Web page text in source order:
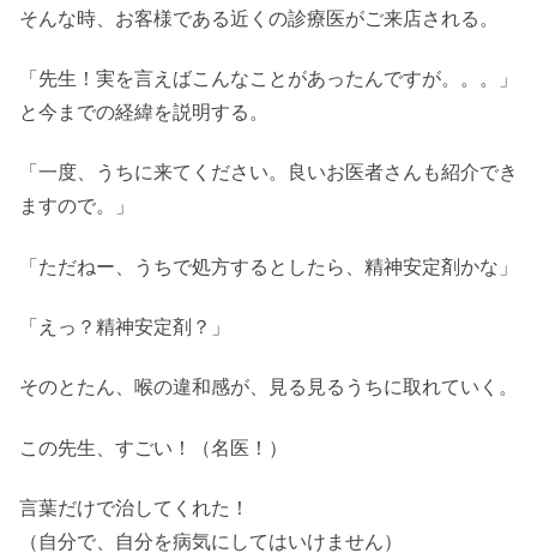
そんな時、お客様である近くの診療医がご来店される。
「先生！実を言えばこんなことがあったんですが。。。」
と今までの経緯を説明する。
「一度、うちに来てください。良いお医者さんも紹介でき
ますので。」
「ただねー、うちで処方するとしたら、精神安定剤かな」
「えっ？精神安定剤？」
そのとたん、喉の違和感が、見る見るうちに取れていく。
この先生、すごい！（名医！）
言葉だけで治してくれた！
（自分で、自分を病気にしてはいけません）